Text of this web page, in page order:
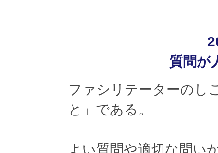
質問が
ファシリテーターのし
と」である。
よい質問や適切な問い